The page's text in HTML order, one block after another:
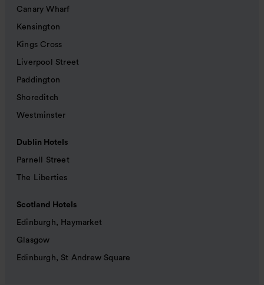
Canary Wharf
Kensington
Kings Cross
Liverpool Street
Paddington
Shoreditch
Westminster
Dublin Hotels
Parnell Street
The Liberties
Scotland Hotels
Edinburgh, Haymarket
Glasgow
Edinburgh, St Andrew Square